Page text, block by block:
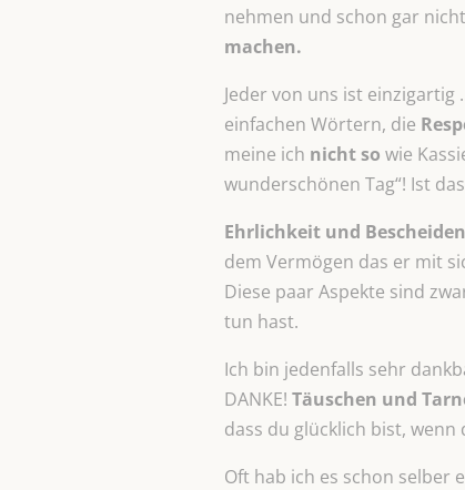
nehmen und schon gar
machen.
Jeder von uns ist
einfachen Wörtern, die
meine ich nicht so wie
wunderschönen Tag“! Ist
Ehrlichkeit und
dem Vermögen das er mit
Diese paar Aspekte sind
tun hast.
Ich bin jedenfalls sehr
DANKE! Täuschen und
dass du glücklich bist,
Oft hab ich es schon selber